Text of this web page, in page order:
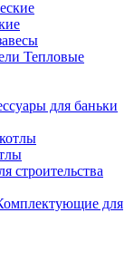
Тепловые
для баньки
строительства
для